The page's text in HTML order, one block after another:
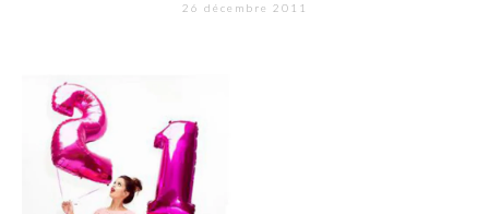
26 décembre 2011